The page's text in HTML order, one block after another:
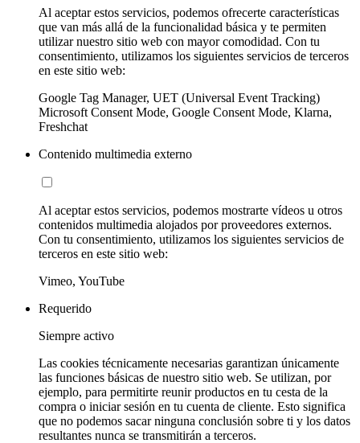
Al aceptar estos servicios, podemos ofrecerte características
que van más allá de la funcionalidad básica y te permiten
utilizar nuestro sitio web con mayor comodidad. Con tu
consentimiento, utilizamos los siguientes servicios de terceros
en este sitio web:
Google Tag Manager, UET (Universal Event Tracking)
Microsoft Consent Mode, Google Consent Mode, Klarna,
Freshchat
Contenido multimedia externo
Al aceptar estos servicios, podemos mostrarte vídeos u otros
contenidos multimedia alojados por proveedores externos.
Con tu consentimiento, utilizamos los siguientes servicios de
terceros en este sitio web:
Vimeo, YouTube
Requerido
Siempre activo
Las cookies técnicamente necesarias garantizan únicamente
las funciones básicas de nuestro sitio web. Se utilizan, por
ejemplo, para permitirte reunir productos en tu cesta de la
compra o iniciar sesión en tu cuenta de cliente. Esto significa
que no podemos sacar ninguna conclusión sobre ti y los datos
resultantes nunca se transmitirán a terceros.